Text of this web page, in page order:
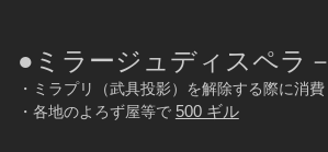
●ミラージュディスペラ－
・ミラプリ（武具投影）を解除する際に消費
・各地のよろず屋等で 500 ギル